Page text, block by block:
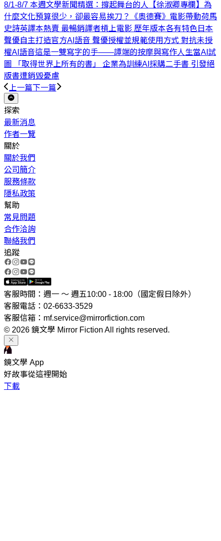
8/1-8/7 本週文學新聞精選：撐起舞台的人
【徐淑卿專欄】為
什麼文化預算很少，卻最容易挨刀？
《奧德賽》電影帶動荷馬
史詩英譯本熱賣 最暢銷譯者槓上電影 歷年版本各有特色 日本
聲優自主打造官方AI語音 聲優授權並規範使用方式 對抗未授
權AI語音這是一雙寫字的手——譚端的按摩與寫作人生當AI試
圖 「取得世界上所有的書」 企業為訓練AI採購二手書 引發絕
版書遭銷毀憂慮
上一篇下一篇
探索
最新消息
作者一覽
關於
關於我們
公司簡介
服務條款
隱私政策
幫助
常見問題
合作洽詢
聯絡我們
追蹤
客服時間：週一 ～ 週五10:00 - 18:00（國定假日除外）
客服電話：02-6633-3529
客服信箱：mf.service@mirrorfiction.com
© 2026 鏡文學 Mirror Fiction All rights reserved.
鏡文學 App
好故事從這裡開始
下載